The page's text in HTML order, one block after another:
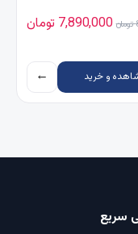
تومان قیمت اصلی 8,698,000 تومان بود.
7,890,000 تومانقیمت فعلی
و خرید ←
سریع